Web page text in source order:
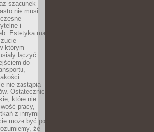
szacunek
nie musi
i
Estetyka ma
którym
łączyć
do
nie zastąpią
Ostatecznie
które nie
pracy,
z innymi
może być po
że